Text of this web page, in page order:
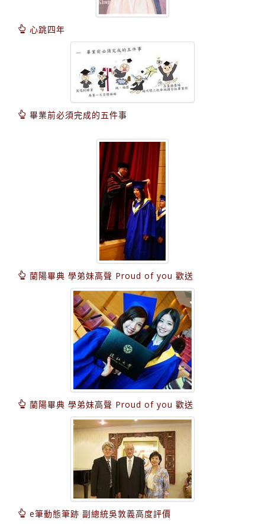
心跳四年
畢業前必須完成的五件事
蘭陽畢典 學弟妹高聲 Proud of you 歡送
蘭陽畢典 學弟妹高聲 Proud of you 歡送
e筆動態筆跡 副總統吳敦義高度評價